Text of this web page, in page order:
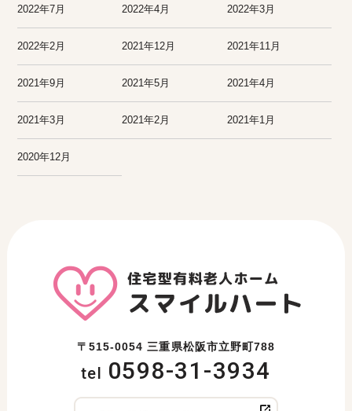
2022年7月 2022年4月 2022年3月
2022年2月 2021年12月 2021年11月
2021年9月 2021年5月 2021年4月
2021年3月 2021年2月 2021年1月
2020年12月
〒515-0054 三重県松阪市立野町788
tel 0598-31-3934